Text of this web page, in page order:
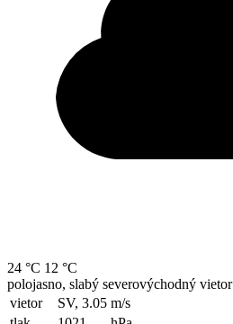
24 °C 12 °C
polojasno, slabý severovýchodný vietor
vietor
SV, 3.05 m/s